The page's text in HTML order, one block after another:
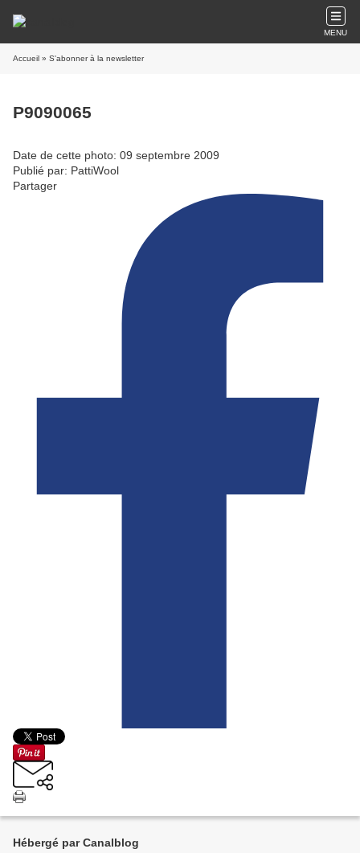
MENU
Accueil » S'abonner à la newsletter
P9090065
Date de cette photo: 09 septembre 2009
Publié par: PattiWool
Partager
Hébergé par Canalblog